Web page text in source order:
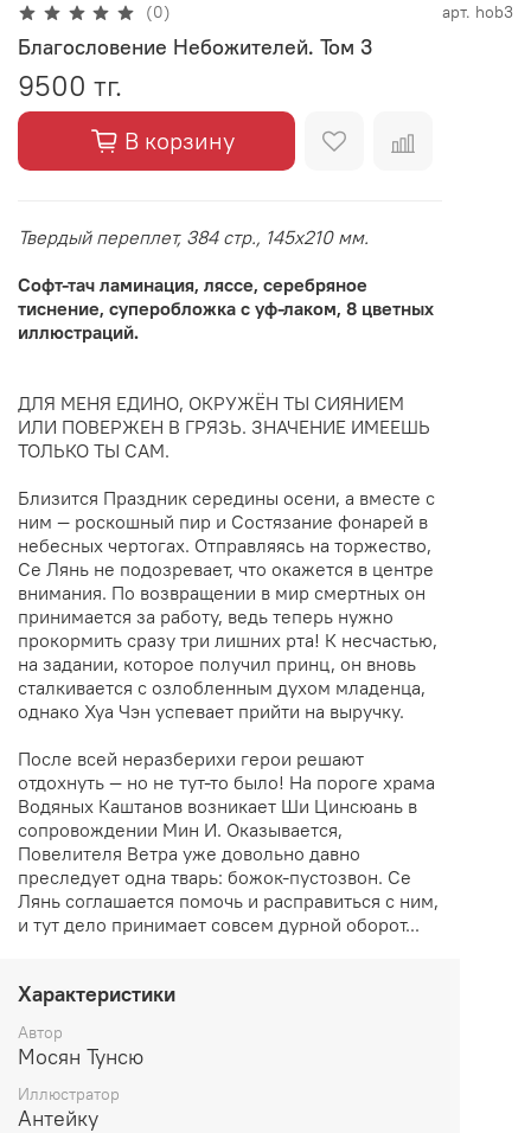
(0) арт. hob3
Благословение Небожителей. Том 3
9500 тг.
В корзину
Твердый переплет, 384 стр., 145x210 мм.
Софт-тач ламинация, ляссе, серебряное
тиснение, суперобложка с уф-лаком, 8 цветных
иллюстраций.
ДЛЯ МЕНЯ ЕДИНО, ОКРУЖЁН ТЫ СИЯНИЕМ
ИЛИ ПОВЕРЖЕН В ГРЯЗЬ. ЗНАЧЕНИЕ ИМЕЕШЬ
ТОЛЬКО ТЫ САМ.
Близится Праздник середины осени, а вместе с
ним — роскошный пир и Состязание фонарей в
небесных чертогах. Отправляясь на торжество,
Се Лянь не подозревает, что окажется в центре
внимания. По возвращении в мир смертных он
принимается за работу, ведь теперь нужно
прокормить сразу три лишних рта! К несчастью,
на задании, которое получил принц, он вновь
сталкивается с озлобленным духом младенца,
однако Хуа Чэн успевает прийти на выручку.
После всей неразберихи герои решают
отдохнуть — но не тут-то было! На пороге храма
Водяных Каштанов возникает Ши Цинсюань в
сопровождении Мин И. Оказывается,
Повелителя Ветра уже довольно давно
преследует одна тварь: божок-пустозвон. Се
Лянь соглашается помочь и расправиться с ним,
и тут дело принимает совсем дурной оборот...
Характеристики
Автор
Мосян Тунсю
Иллюстратор
Антейку